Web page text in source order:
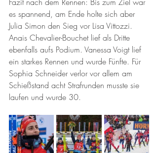
es spannend, am Ende holte sich aber
Julia Simon den Sieg vor Lisa Vittozzi.
Anais Chevalier-Bouchet lief als Dritte
ebenfalls aufs Podium. Vanessa Voigt lief
ein starkes Rennen und wurde Fünfte. Für
Sophia Schneider verlor vor allem am
Schießstand acht Strafrunden musste sie
laufen und wurde 30.